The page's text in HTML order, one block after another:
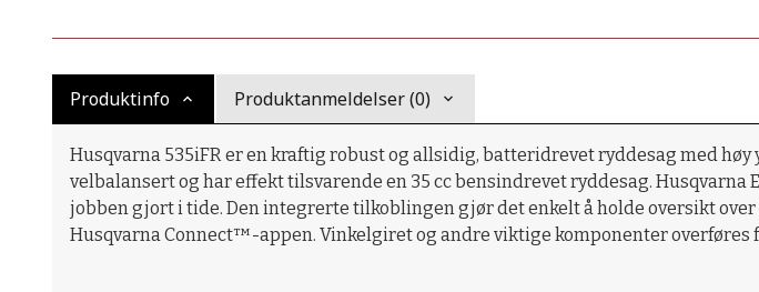
Produktinfo Produktanmeldelser (0)
Husqvarna 535iFR er en kraftig robust og allsidig, batteridrevet ryddesag med
velbalansert og har effekt tilsvarende en 35 cc bensindrevet ryddesag.
jobben gjort i tide. Den integrerte tilkoblingen gjør det enkelt å holde oversikt
Husqvarna Connect™-appen. Vinkelgiret og andre viktige komponenter